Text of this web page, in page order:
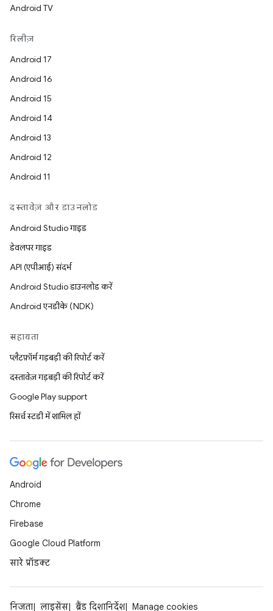
Android TV
रिलीज़
Android 17
Android 16
Android 15
Android 14
Android 13
Android 12
Android 11
दस्तावेज़ और डाउनलोड
Android Studio गाइड
डेवलपर गाइड
API (एपीआई) संदर्भ
Android Studio डाउनलोड करें
Android एनडीके (NDK)
सहायता
प्लैटफ़ॉर्म गड़बड़ी की रिपोर्ट करें
दस्तावेज़ गड़बड़ी की रिपोर्ट करें
Google Play support
रिसर्च स्टडी में शामिल हों
Android
Chrome
Firebase
Google Cloud Platform
सारे प्रॉडक्ट
निजता लाइसेंस ब्रैंड दिशानिर्देश Manage cookies